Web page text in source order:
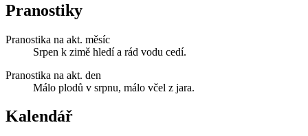
Pranostiky
Pranostika na akt. měsíc
Srpen k zimě hledí a rád vodu cedí.
Pranostika na akt. den
Málo plodů v srpnu, málo včel z jara.
Kalendář